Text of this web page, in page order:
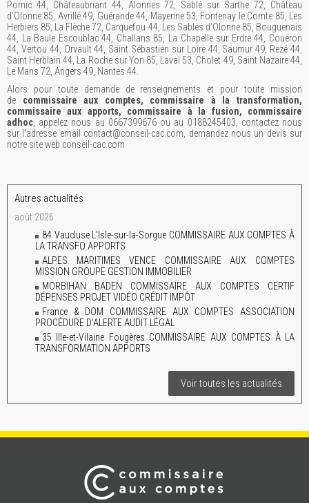
Pornic 44, Châteaubriant 44, Alonnes 72, Sablé sur Sarthe 72, Château
d'Olonne 85, Avrillé 49, Guérande 44, Mayenne 53, Fontenay le Comte 85, Les
Herbiers 85, La Flèche 72, Carquefou 44, Les Sables d'Olonne 85, Bouguenais
44, La Baule Escoublac 44, Challans 85, La Chapelle sur Erdre 44, Couëron
44, Vertou 44, Orvault 44, Saint Sébastien sur Loire 44, Saumur 49, Rezé 44,
Saint Herblain 44, La Roche sur Yon 85, Laval 53, Cholet 49, Saint Nazaire 44,
Le Mans 72, Angers 49, Nantes 44.
Alors pour toute demande de renseignements et pour toute mission
de commissaire aux comptes, commissaire à la transformation,
commissaire aux apports, commissaire à la fusion, commissaire
adhoc , appelez nous au 0667399676 ou au 0188245403, contactez nous
sur l'adresse email contact@conseil-cac.com, demandez nous un devis sur
notre site web conseil-cac.com
Autres actualités
août 2026
84 Vaucluse L'Isle-sur-la-Sorgue COMMISSAIRE AUX COMPTES À
LA TRANSFO APPORTS
ALPES MARITIMES VENCE COMMISSAIRE AUX COMPTES
MISSION GROUPE GESTION IMMOBILIER
MORBIHAN BADEN COMMISSAIRE AUX COMPTES CERTIF
DÉPENSES PROJET VIDÉO CRÉDIT IMPÔT
France & DOM COMMISSAIRE AUX COMPTES ASSOCIATION
PROCÉDURE D'ALERTE AUDIT LÉGAL
35 Ille-et-Vilaine Fougères COMMISSAIRE AUX COMPTES À LA
TRANSFORMATION APPORTS
Voir toutes les actualités